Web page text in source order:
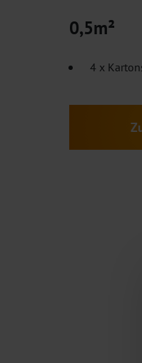
0,5m²
4 x